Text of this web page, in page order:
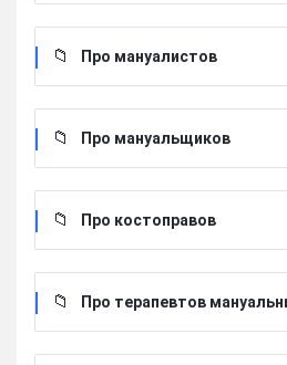
Про мануалистов
Про мануальщиков
Про костоправов
Про терапевтов